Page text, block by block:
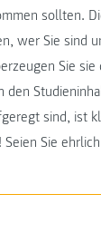
sollten.
wer Sie sind
Sie sie
den
sind, ist
Sie